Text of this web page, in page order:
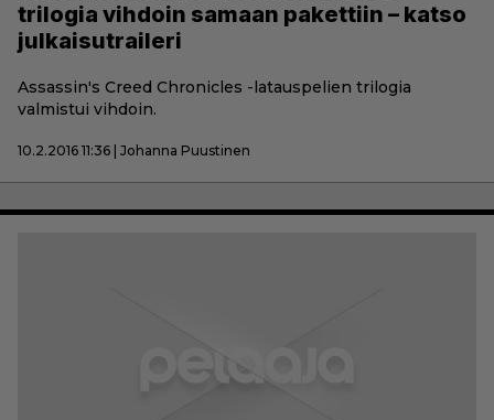
trilogia vihdoin samaan pakettiin – katso
julkaisutraileri
Assassin's Creed Chronicles -latauspelien trilogia
valmistui vihdoin.
10.2.2016 11:36 | Johanna Puustinen